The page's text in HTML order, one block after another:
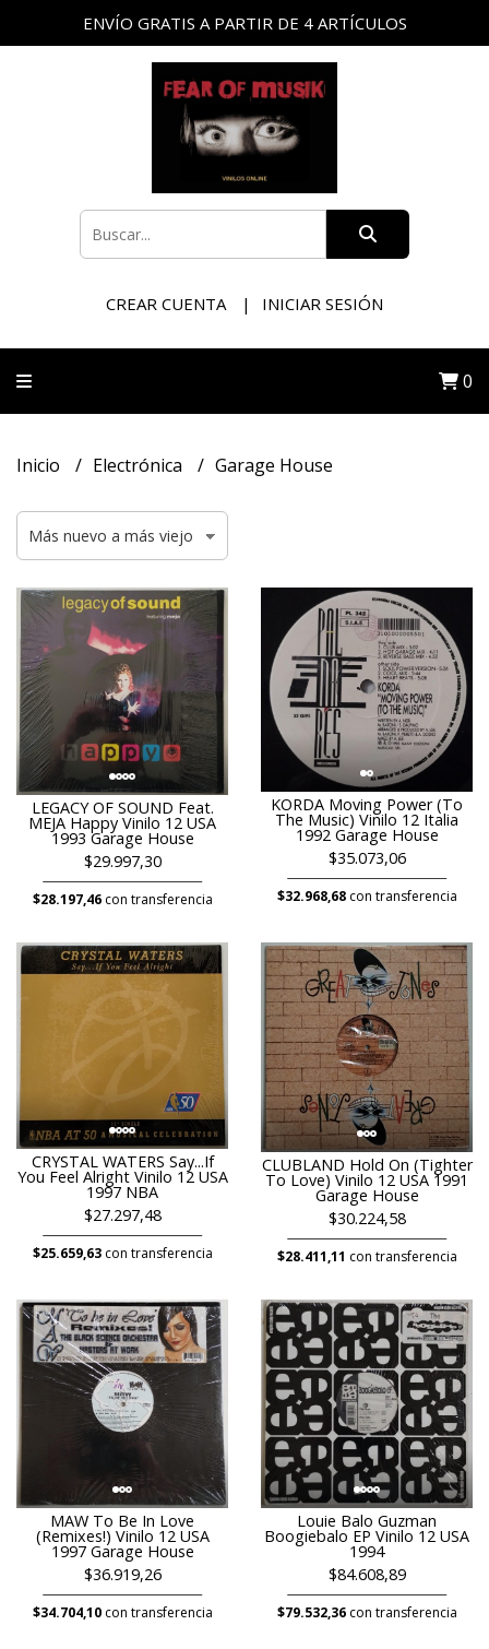
ENVÍO GRATIS A PARTIR DE 4 ARTÍCULOS
CREAR CUENTA INICIAR SESIÓN
0
Inicio Electrónica Garage House
LEGACY OF SOUND Feat.
MEJA Happy Vinilo 12 USA
1993 Garage House
$29.997,30
$28.197,46con transferencia
KORDA Moving Power (To
The Music) Vinilo 12 Italia
1992 Garage House
$35.073,06
$32.968,68con transferencia
CRYSTAL WATERS Say...If
You Feel Alright Vinilo 12 USA
1997 NBA
$27.297,48
$25.659,63con transferencia
CLUBLAND Hold On (Tighter
To Love) Vinilo 12 USA 1991
Garage House
$30.224,58
$28.411,11 con transferencia
MAW To Be In Love
(Remixes!) Vinilo 12 USA
1997 Garage House
$36.919,26
$34.704,10con transferencia
Louie Balo Guzman
Boogiebalo EP Vinilo 12 USA
1994
$84.608,89
$79.532,36con transferencia